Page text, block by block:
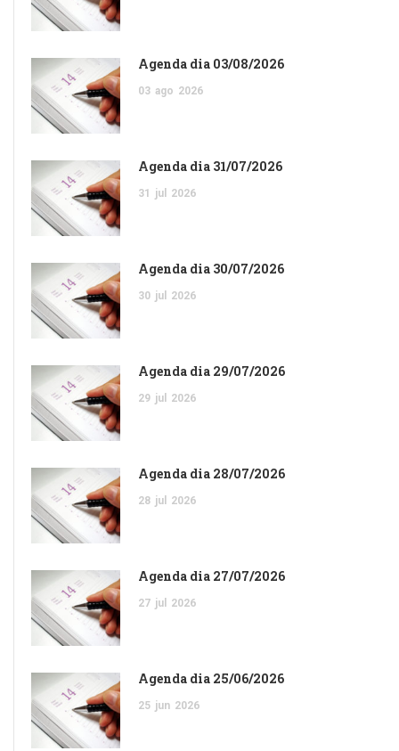
Agenda dia 03/08/2026
03 ago 2026
Agenda dia 31/07/2026
31 jul 2026
Agenda dia 30/07/2026
30 jul 2026
Agenda dia 29/07/2026
29 jul 2026
Agenda dia 28/07/2026
28 jul 2026
Agenda dia 27/07/2026
27 jul 2026
Agenda dia 25/06/2026
25 jun 2026